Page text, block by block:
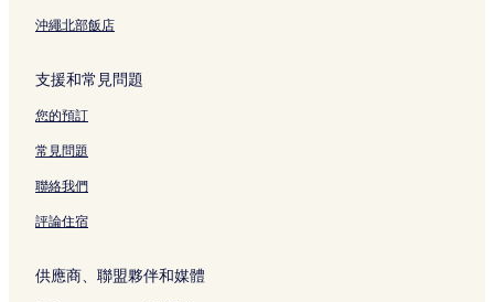
沖繩北部飯店
支援和常見問題
您的預訂
常見問題
聯絡我們
評論住宿
供應商、聯盟夥伴和媒體